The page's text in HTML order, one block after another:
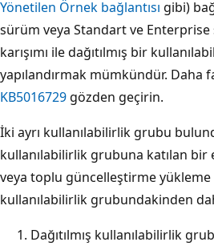
Yönetilen Örnek bağlantısı gibi)
sürüm veya Standart ve
karışımı ile dağıtılmış bir
yapılandırmak mümkündür. Daha
KB5016729 gözden geçirin.
İki ayrı kullanılabilirlik grubu
kullanılabilirlik grubuna katılan bir
veya toplu güncelleştirme yükleme
kullanılabilirlik grubundakinden
Dağıtılmış kullanılabilirlik